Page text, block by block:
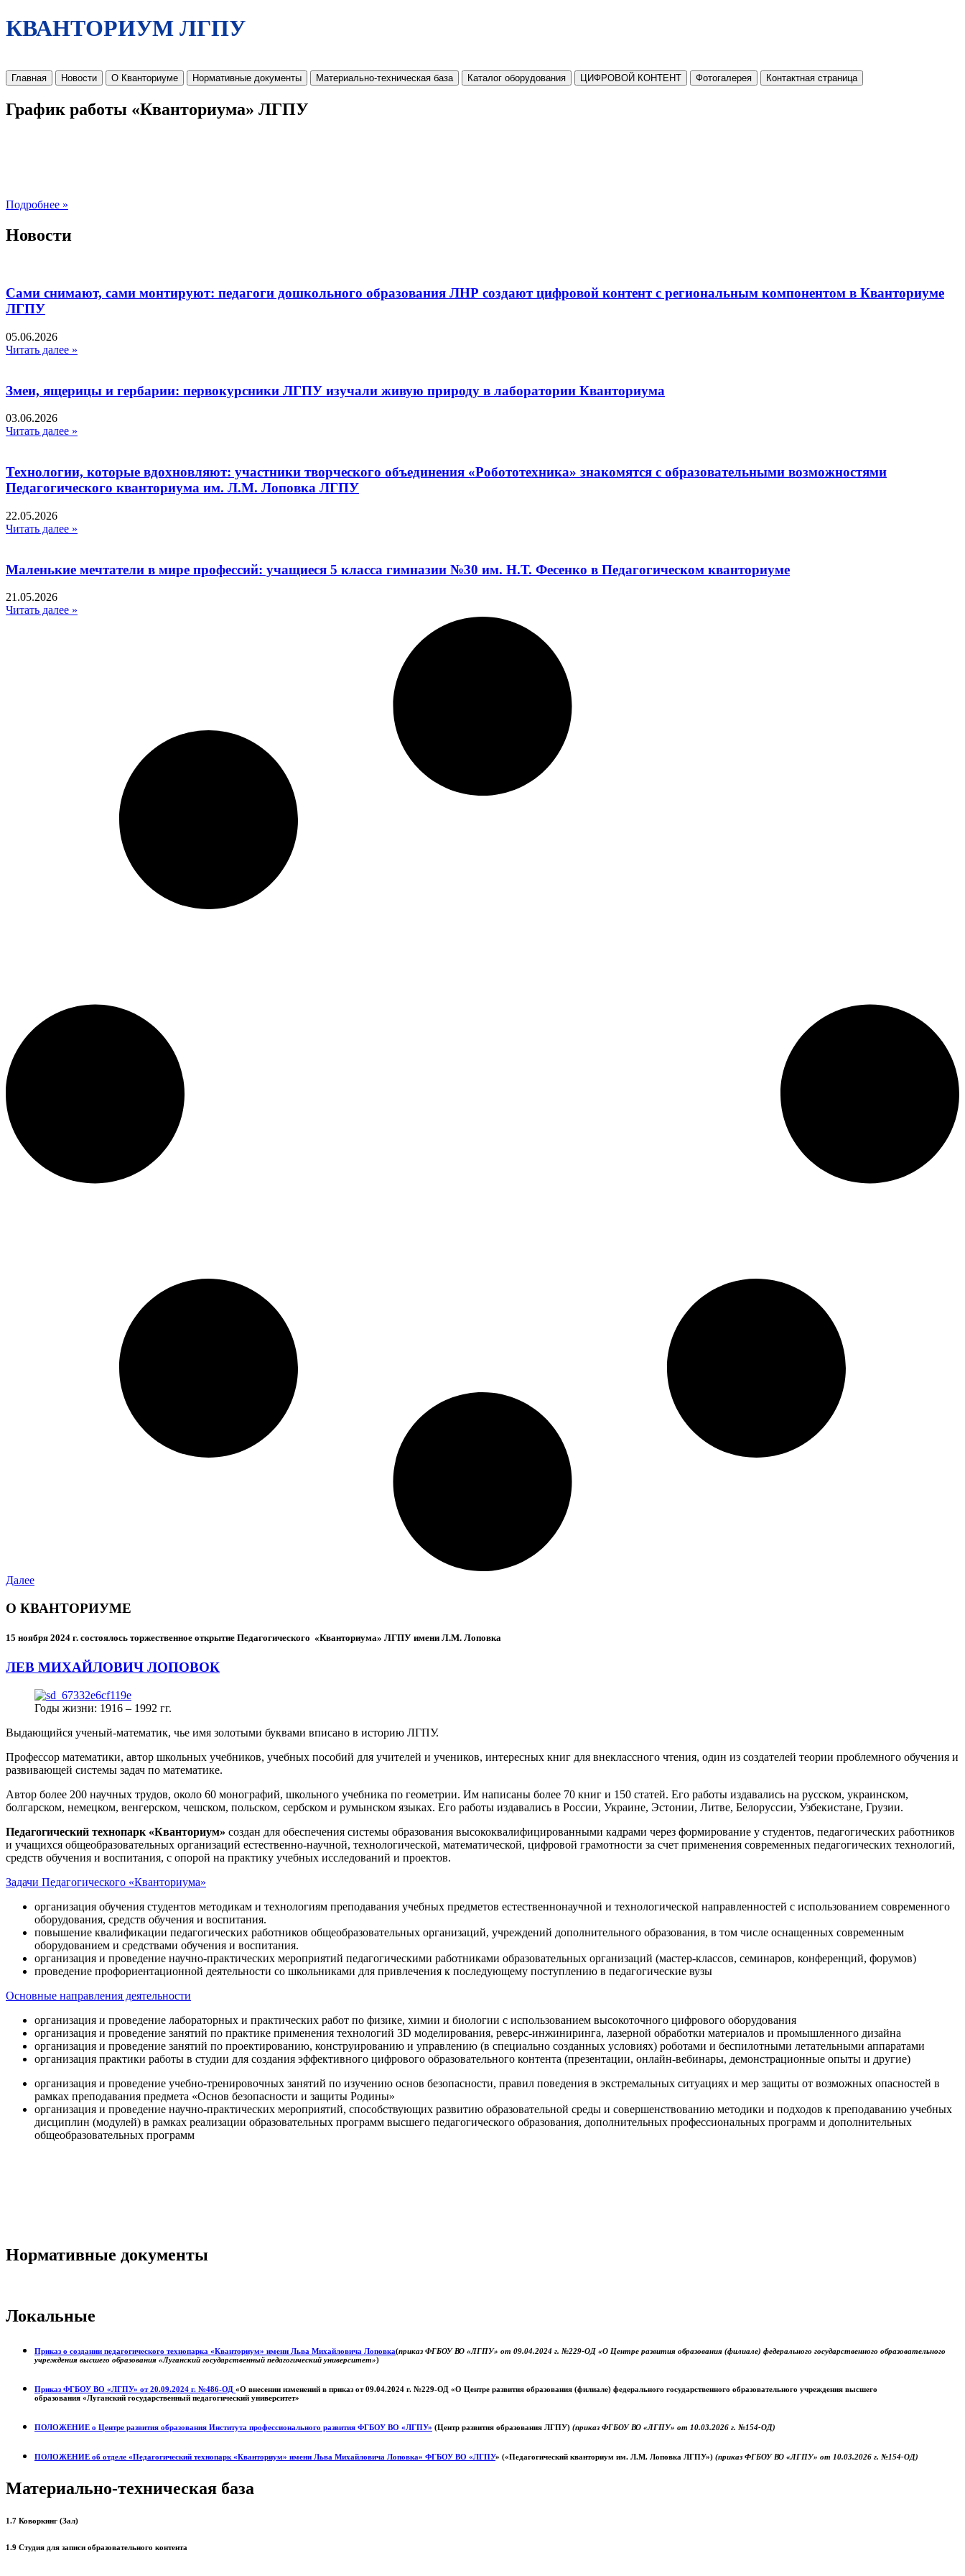
КВАНТОРИУМ ЛГПУ
Главная Новости О Кванториуме Нормативные документы Материально-техническая база Каталог оборудования ЦИФРОВОЙ КОНТЕНТ Фотогалерея Контактная страница
График работы «Кванториума» ЛГПУ
Подробнее »
Новости
Сами снимают, сами монтируют: педагоги дошкольного образования ЛНР создают цифровой контент с региональным компонентом в Кванториуме
ЛГПУ​
05.06.2026
Читать далее »
Змеи, ящерицы и гербарии: первокурсники ЛГПУ изучали живую природу в лаборатории Кванториума
03.06.2026
Читать далее »
Технологии, которые вдохновляют: участники творческого объединения «Робототехника» знакомятся с образовательными возможностями
Педагогического кванториума им. Л.М. Лоповка ЛГПУ
22.05.2026
Читать далее »
Маленькие мечтатели в мире профессий: учащиеся 5 класса гимназии №30 им. Н.Т. Фесенко в Педагогическом кванториуме
21.05.2026
Читать далее »
Далее
О КВАНТОРИУМЕ
15 ноября 2024 г. состоялось торжественное открытие Педагогического «Кванториума» ЛГПУ имени Л.М. Лоповка
ЛЕВ МИХАЙЛОВИЧ ЛОПОВОК
Годы жизни: 1916 – 1992 гг.
Выдающийся ученый-математик, чье имя золотыми буквами вписано в историю ЛГПУ.
Профессор математики, автор школьных учебников, учебных пособий для учителей и учеников, интересных книг для внеклассного чтения, один из создателей теории проблемного обучения и
развивающей системы задач по математике.
Автор более 200 научных трудов, около 60 монографий, школьного учебника по геометрии. Им написаны более 70 книг и 150 статей. Его работы издавались на русском, украинском,
болгарском, немецком, венгерском, чешском, польском, сербском и румынском языках. Его работы издавались в России, Украине, Эстонии, Литве, Белоруссии, Узбекистане, Грузии.
Педагогический технопарк «Кванториум» создан для обеспечения системы образования высококвалифицированными кадрами через формирование у студентов, педагогических работников
и учащихся общеобразовательных организаций естественно-научной, технологической, математической, цифровой грамотности за счет применения современных педагогических технологий,
средств обучения и воспитания, с опорой на практику учебных исследований и проектов.
Задачи Педагогического «Кванториума»
организация обучения студентов методикам и технологиям преподавания учебных предметов естественнонаучной и технологической направленностей с использованием современного
оборудования, средств обучения и воспитания.
повышение квалификации педагогических работников общеобразовательных организаций, учреждений дополнительного образования, в том числе оснащенных современным
оборудованием и средствами обучения и воспитания.
организация и проведение научно-практических мероприятий педагогическими работниками образовательных организаций (мастер-классов, семинаров, конференций, форумов)
проведение профориентационной деятельности со школьниками для привлечения к последующему поступлению в педагогические вузы
Основные направления деятельности
организация и проведение лабораторных и практических работ по физике, химии и биологии с использованием высокоточного цифрового оборудования
организация и проведение занятий по практике применения технологий 3D моделирования, реверс-инжиниринга, лазерной обработки материалов и промышленного дизайна
организация и проведение занятий по проектированию, конструированию и управлению (в специально созданных условиях) роботами и беспилотными летательными аппаратами
организация практики работы в студии для создания эффективного цифрового образовательного контента (презентации, онлайн-вебинары, демонстрационные опыты и другие)
организация и проведение учебно-тренировочных занятий по изучению основ безопасности, правил поведения в экстремальных ситуациях и мер защиты от возможных опасностей в
рамках преподавания предмета «Основ безопасности и защиты Родины»
организация и проведение научно-практических мероприятий, способствующих развитию образовательной среды и совершенствованию методики и подходов к преподаванию учебных
дисциплин (модулей) в рамках реализации образовательных программ высшего педагогического образования, дополнительных профессиональных программ и дополнительных
общеобразовательных программ
Нормативные документы
Локальные
Приказ о создании педагогического технопарка «Кванториум» имени Льва Михайловича Лоповка(приказ ФГБОУ ВО «ЛГПУ» от 09.04.2024 г. №229-ОД «О Центре развития образования (филиале) федерального государственного образовательного
учреждения высшего образования «Луганский государственный педагогический университет»)
Приказ ФГБОУ ВО «ЛГПУ» от 20.09.2024 г. №486-ОД «О внесении изменений в приказ от 09.04.2024 г. №229-ОД «О Центре развития образования (филиале) федерального государственного образовательного учреждения высшего
образования «Луганский государственный педагогический университет»
ПОЛОЖЕНИЕ о Центре развития образования Института профессионального развития ФГБОУ ВО «ЛГПУ» (Центр развития образования ЛГПУ) (приказ ФГБОУ ВО «ЛГПУ» от 10.03.2026 г. №154-ОД)
ПОЛОЖЕНИЕ об отделе «Педагогический технопарк «Кванториум» имени Льва Михайловича Лоповка» ФГБОУ ВО «ЛГПУ» («Педагогический кванториум им. Л.М. Лоповка ЛГПУ») (приказ ФГБОУ ВО «ЛГПУ» от 10.03.2026 г. №154-ОД)
Материально-техническая база
1.7 Коворкинг (Зал)
1.9 Студия для записи образовательного контента